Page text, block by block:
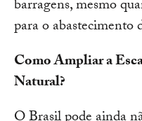
barragens, mesmo
para o abastecimento
Como Ampliar a
Natural?